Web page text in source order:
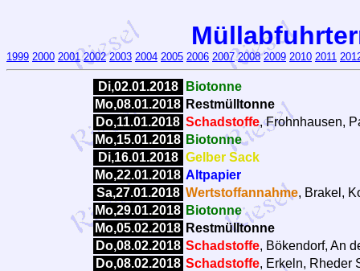
1999 2000 2001 2002 2003 2004 2005 2006 2007 2008 2009 2010 2011
Di,02.01.2018
Biotonne
Mo,08.01.2018 Restmülltonne
Do,11.01.2018 Schadstoffe, Frohnhausen,
Mo,15.01.2018 Biotonne
Di,16.01.2018 Gelber Sack
Mo,22.01.2018 Altpapier
Sa,27.01.2018 Wertstoffannahme, Brakel,
Mo,29.01.2018 Biotonne
Mo,05.02.2018 Restmülltonne
Do,08.02.2018 Schadstoffe, Bökendorf, An
Do,08.02.2018 Schadstoffe, Erkeln, Rheder